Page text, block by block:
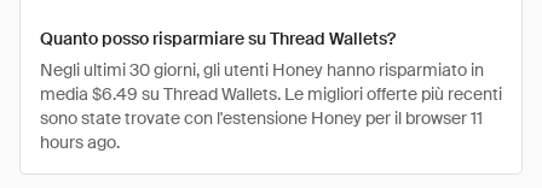
Quanto posso risparmiare su Thread Wallets?
Negli ultimi 30 giorni, gli utenti Honey hanno risparmiato in
media $6.49 su Thread Wallets. Le migliori offerte più recenti
sono state trovate con l'estensione Honey per il browser 11
hours ago.